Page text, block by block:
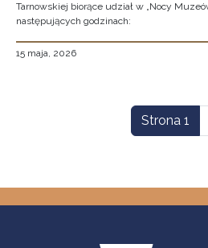
Tarnowskiej biorące udział w „Nocy
następujących godzinach:
15 maja, 2026
Strona 1